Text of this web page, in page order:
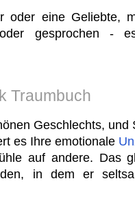
oder eine Geliebte,
gesprochen -
Traumbuch
Geschlechts, und
es Ihre emotionale
auf andere. Das
in dem er